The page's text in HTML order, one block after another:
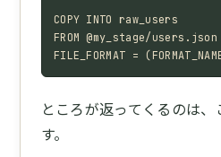
COPY INTO raw_users
FROM @my_stage/users.json
FILE_FORMAT =
ところが返ってくるのは
す。